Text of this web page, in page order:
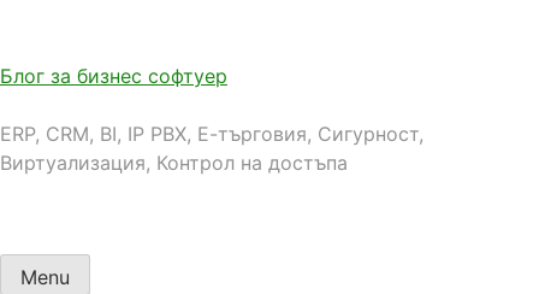
content
Блог за бизнес софтуер
ERP, CRM, BI, IP PBX, Е-търговия, Сигурност,
Виртуализация, Контрол на достъпа
Menu